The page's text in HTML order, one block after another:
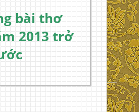
bài thơ
2013 trở